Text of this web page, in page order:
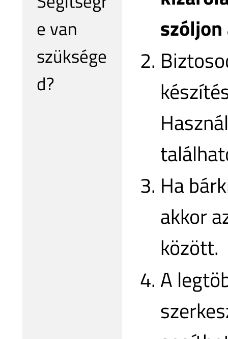
e van
szüksége
d?
Ha
akkor
között.
A